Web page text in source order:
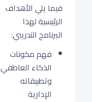
فيما يلي الأهداف
الرئيسية لهذا
البرنامج التدريبي:
فهم مكونات
الذكاء العاطفي
وتطبيقاته
الإدارية